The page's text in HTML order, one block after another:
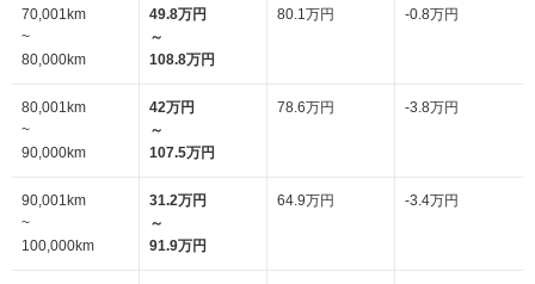
70,001km
~
80,000km
49.8万円
～
108.8万円
80.1万円 -0.8万円
80,001km
~
90,000km
42万円
～
107.5万円
78.6万円 -3.8万円
90,001km
~
100,000km
31.2万円
～
91.9万円
64.9万円 -3.4万円